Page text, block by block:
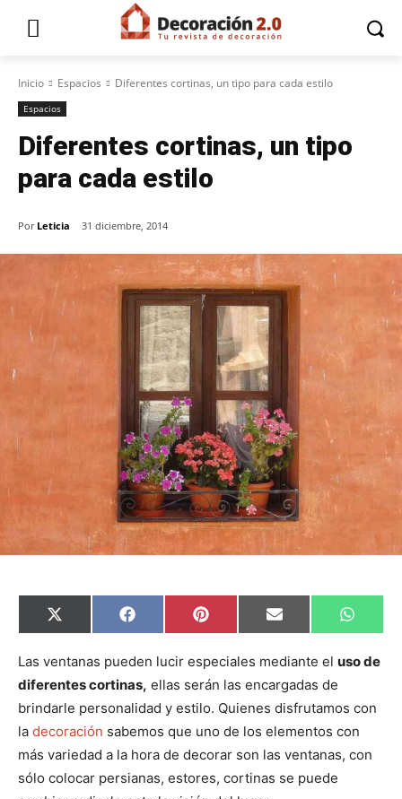
Inicio Espacios Diferentes cortinas, un tipo para cada estilo
Espacios
Diferentes cortinas, un tipo
para cada estilo
Por Leticia 31 diciembre, 2014
C
o
p
r
t
i
r
e
n
X
(
w
t
t
e
r
)
C
o
p
r
t
i
r
e
n
F
a
e
o
o
k
C
o
p
r
i
r
e
n
P
i
t
r
s
t
C
o
p
r
t
i
r
e
n
E
m
i
C
o
p
i
r
e
n
W
h
t
p
p
Las ventanas pueden lucir especiales mediante el uso de
diferentes cortinas, ellas serán las encargadas de
brindarle personalidad y estilo. Quienes disfrutamos con
la decoración sabemos que uno de los elementos con
más variedad a la hora de decorar son las ventanas, con
sólo colocar persianas, estores, cortinas se puede